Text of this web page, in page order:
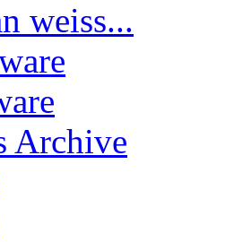
weiss...
Archive